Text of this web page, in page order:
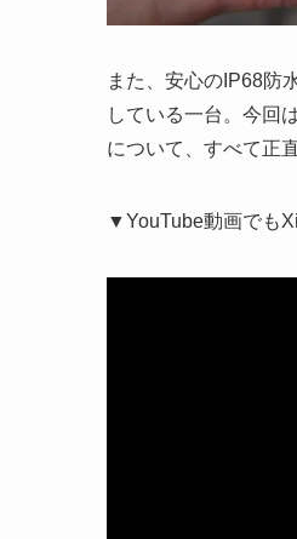
また、安心のIP68防
している一台。今回
について、すべて正
▼YouTube動画でも